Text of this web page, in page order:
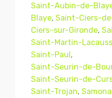
Saint-Aubin-de-
Blaye, Saint-Ciers-
Ciers-sur-Gironde,
Saint-Martin-
Saint-Paul,
Saint-Seurin-de-
Saint-Seurin-de-
Saint-Trojan,
Mentions
© Copyright